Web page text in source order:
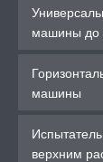
машины до
машины
верхним